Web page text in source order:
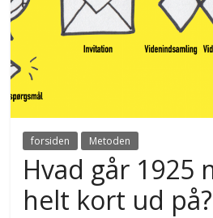
forsiden Metoden
Hvad går 1925
helt kort ud på?